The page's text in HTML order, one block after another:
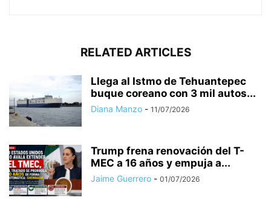
RELATED ARTICLES
Llega al Istmo de Tehuantepec
buque coreano con 3 mil autos...
Diana Manzo - 11/07/2026
Trump frena renovación del T-
MEC a 16 años y empuja a...
Jaime Guerrero - 01/07/2026